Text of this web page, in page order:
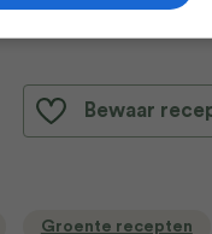
Cook).
Bewaar
Groente recepten